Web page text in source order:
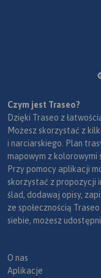
Czym jest Traseo?
Dzięki Traseo z
Możesz skorzystać z
i narciarskiego. Plan
mapowym z kolorowymi
Przy pomocy aplikacji
skorzystać z propozycji
ślad, dodawaj opisy,
ze społecznością
siebie, możesz
O nas
Aplikacje